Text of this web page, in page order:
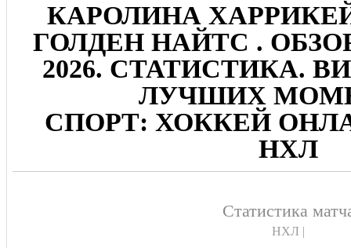
КАРОЛИНА
ГОЛДЕН НАЙТС .
2026. СТАТИСТИКА.
ЛУЧШИХ
СПОРТ: ХОККЕЙ
НХЛ
Статистика
НХЛ |